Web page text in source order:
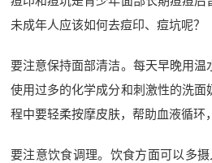
未成年人应该如何去痘印、痘坑呢？
要注意保持面部清洁。每天早晚用
使用过多的化学成分和刺激性的洗
程中要轻柔按摩皮肤，帮助血液循环
要注意饮食调理。饮食方面可以多